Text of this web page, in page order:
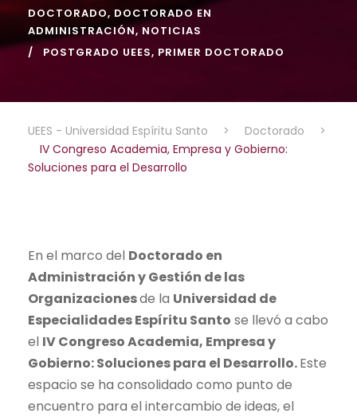
DOCTORADO, DOCTORADO EN
ADMINISTRACIÓN, NOTICIAS
POSTGRADO UEES, PRIMER DOCTORADO
UEES - Universidad Espíritu Santo > Doctorado
>
IV Congreso Academia, Empresa y Gobierno:
Soluciones para el Desarrollo
En el marco del Doctorado en
Administración yGestión de las
Organizacionesde la Universidad de
Especialidades Espíritu Santo se llevó a cabo
el IV Congreso Academia, Empresa y
Gobierno: Soluciones para el Desarrollo.Este
espacio se ha consolidado como punto de
encuentro para el intercambio de ideas, el